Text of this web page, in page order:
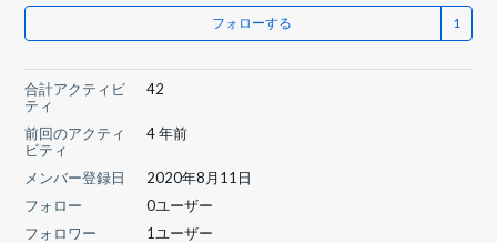
フォローする
合計アクティビ
ティ
42
前回のアクティ
ビティ
4 年前
メンバー登録日
2020年8月11日
フォロー
0ユーザー
フォロワー
1ユーザー